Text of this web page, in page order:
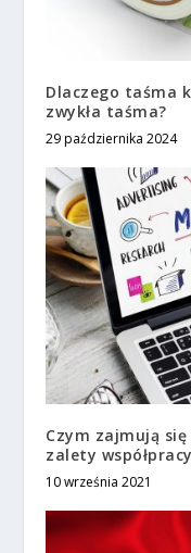
Dlaczego taśma
zwykła taśma?
29 października 2024
Czym zajmują
zalety współpracy
10 września 2021